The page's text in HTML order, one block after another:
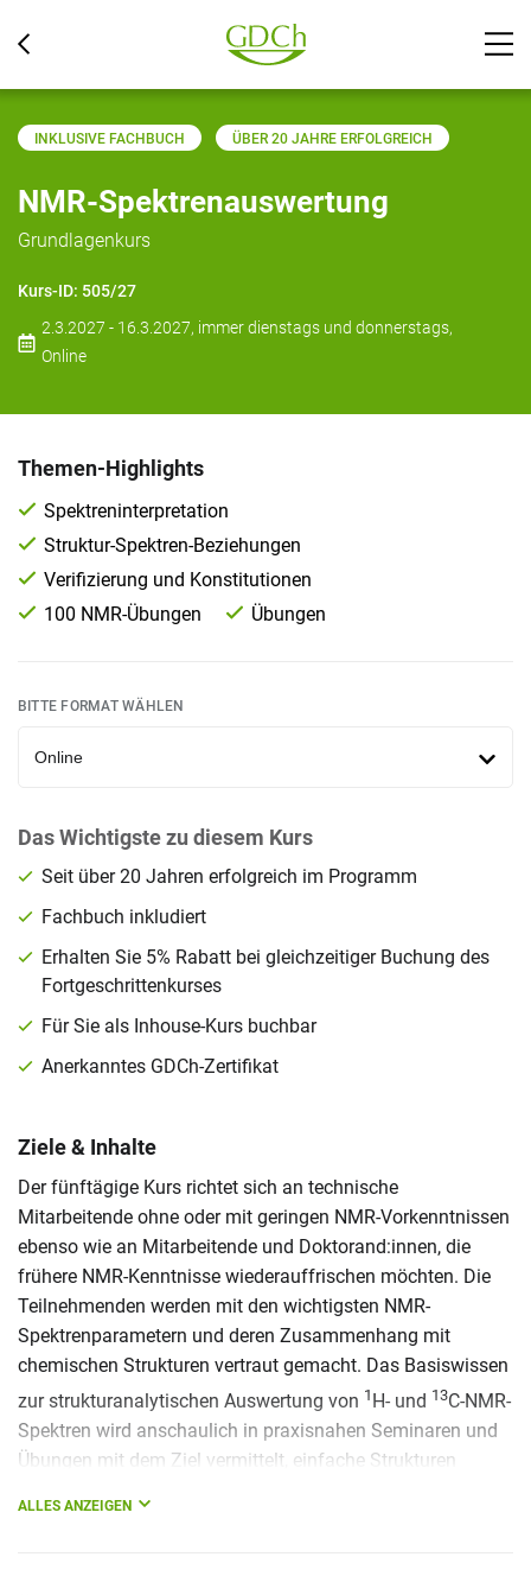
INKLUSIVE FACHBUCH ÜBER 20 JAHRE ERFOLGREICH
NMR-Spektrenauswertung
Grundlagenkurs
Kurs-ID: 505/27
2.3.2027 - 16.3.2027, immer dienstags und donnerstags,
Online
Themen-Highlights
Spektreninterpretation
Struktur-Spektren-Beziehungen
Verifizierung und Konstitutionen
100 NMR-Übungen
Übungen
BITTE FORMAT WÄHLEN
Das Wichtigste zu diesem Kurs
Seit über 20 Jahren erfolgreich im Programm
Fachbuch inkludiert
Erhalten Sie 5% Rabatt bei gleichzeitiger Buchung des
Fortgeschrittenkurses
Für Sie als Inhouse-Kurs buchbar
Anerkanntes GDCh-Zertifikat
Ziele & Inhalte
Der fünftägige Kurs richtet sich an technische
Mitarbeitende ohne oder mit geringen NMR-Vorkenntnissen
ebenso wie an Mitarbeitende und Doktorand:innen, die
frühere NMR-Kenntnisse wiederauffrischen möchten. Die
Teilnehmenden werden mit den wichtigsten NMR-
Spektrenparametern und deren Zusammenhang mit
chemischen Strukturen vertraut gemacht. Das Basiswissen
zur strukturanalytischen Auswertung von 1 H- und 13C-NMR-
Spektren wird anschaulich in praxisnahen Seminaren und
Übungen mit dem Ziel vermittelt, einfache Strukturen
ALLES ANZEIGEN